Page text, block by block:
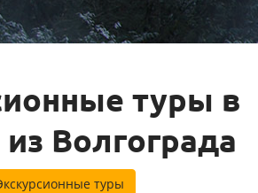
туры в
Волгограда
туры